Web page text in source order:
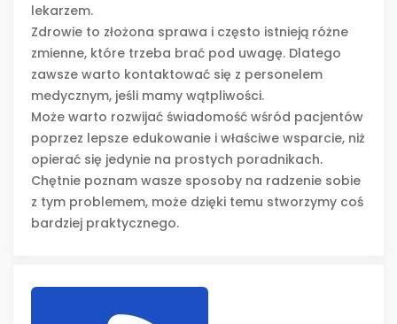
lekarzem.
Zdrowie to złożona sprawa i często istnieją różne
zmienne, które trzeba brać pod uwagę. Dlatego
zawsze warto kontaktować się z personelem
medycznym, jeśli mamy wątpliwości.
Może warto rozwijać świadomość wśród pacjentów
poprzez lepsze edukowanie i właściwe wsparcie, niż
opierać się jedynie na prostych poradnikach.
Chętnie poznam wasze sposoby na radzenie sobie
z tym problemem, może dzięki temu stworzymy coś
bardziej praktycznego.